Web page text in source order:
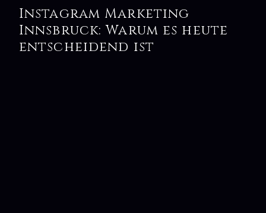
Instagram Marketing
Innsbruck: Warum es heute
entscheidend ist